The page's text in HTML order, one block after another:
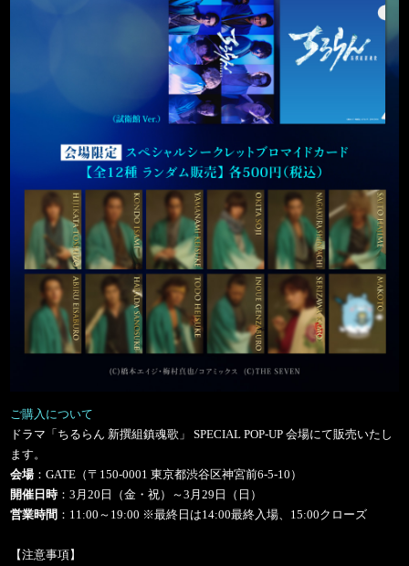
ご購入について
ドラマ「ちるらん 新撰組鎮魂歌」 SPECIAL POP-UP 会場にて販売いたし
ます。
会場：GATE（〒150-0001 東京都渋谷区神宮前6-5-10）
開催日時：3月20日（金・祝）～3月29日（日）
営業時間 ：11:00～19:00 ※最終日は14:00最終入場、15:00クローズ
【注意事項】